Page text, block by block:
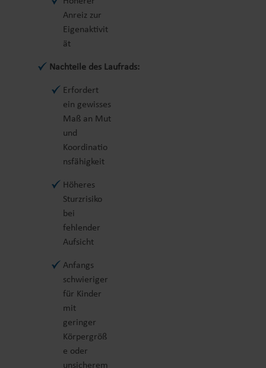
Anreiz zur
Eigenaktivit
ät
Nachteile des Laufrads:
Erfordert
ein gewisses
Maß an Mut
und
Koordinatio
nsfähigkeit
Höheres
Sturzrisiko
bei
fehlender
Aufsicht
Anfangs
schwieriger
für Kinder
mit
geringer
Körpergröß
e oder
unsicherem